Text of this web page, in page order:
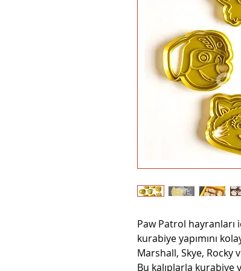
Paw Patrol hayranları
kurabiye yapımını
Marshall, Skye,
Bu kalıplarla